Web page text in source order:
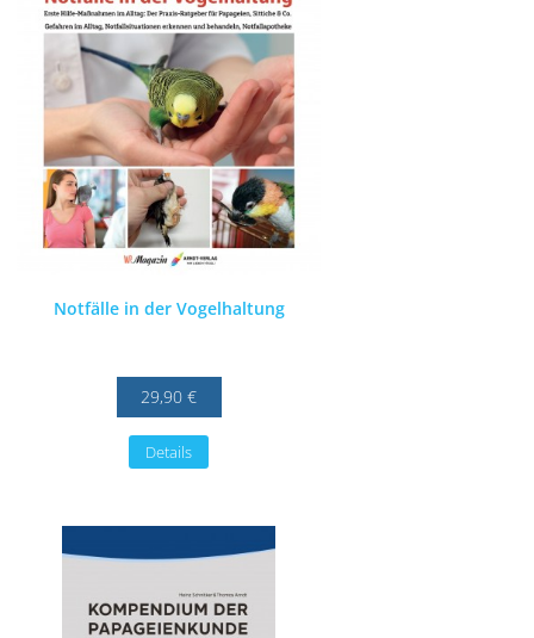
Notfälle in der Vogelhaltung
29,90 €
Details